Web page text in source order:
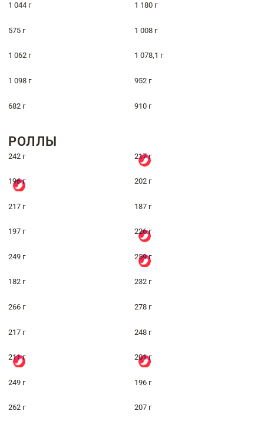
1 044 г 1 180 г
575 г 1 008 г
1 062 г 1 078,1 г
1 098 г 952 г
682 г 910 г
РОЛЛЫ
242 г 217 г
196 г 202 г
217 г 187 г
197 г 226 г
249 г 259 г
182 г 232 г
266 г 278 г
217 г 248 г
211 г 201 г
249 г 196 г
262 г 207 г